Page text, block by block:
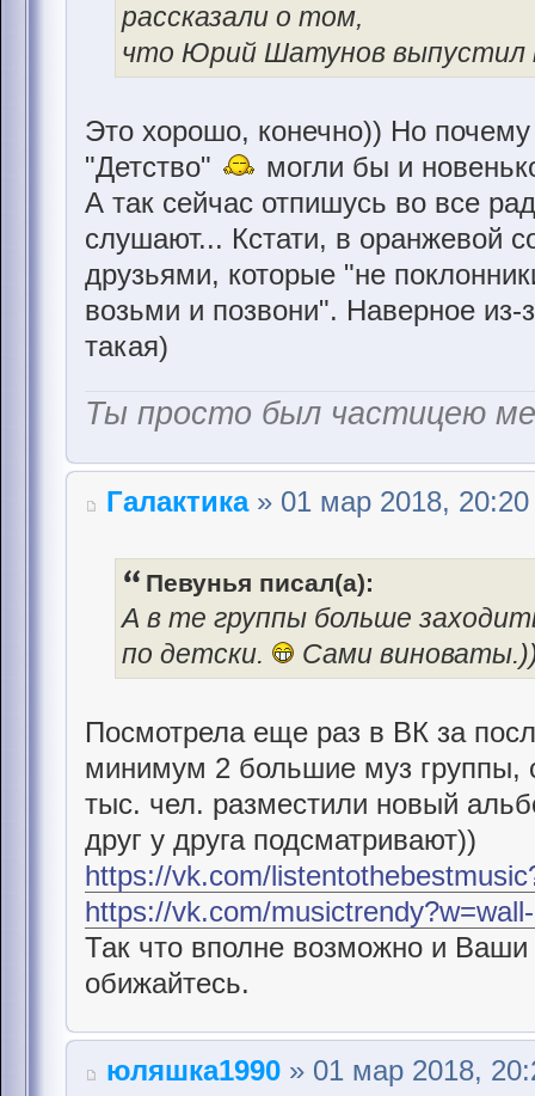
рассказали о том,
что Юрий Шатунов выпустил
Это хорошо, конечно)) Но
"Детство"
могли бы и
А так сейчас отпишусь во все
слушают... Кстати, в оранжевой
друзьями, которые "не
возьми и позвони". Наверное
такая)
Ты просто был частицею
Галактика» 01 мар 2018, 20:20
Певунья писал(а):
А в те группы больше
по детски.
Сами
Посмотрела еще раз в ВК за
минимум 2 большие муз группы,
тыс. чел. разместили новый
друг у друга подсматривают))
https://vk.com/
https://vk.com/
Так что вполне возможно и Ваши
обижайтесь.
юляшка1990 » 01 мар 2018,